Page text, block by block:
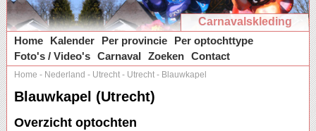
Carnavalskleding
Home
Kalender Per provincie
Per optochttype
Foto's / Video's Carnaval Zoeken Contact
Home - Nederland - Utrecht - Utrecht - Blauwkapel
Blauwkapel (Utrecht)
Overzicht optochten